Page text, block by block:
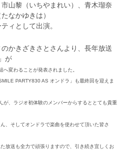
山黎（いちやまれい）、青木瑠奈
なかゆきは）
ィとして出演。
かきざきさとさんより、長年放送
が
変わることが発表されました。
PARTY830 AS オンドラ」も最終回を迎えま
が、ラジオ初体験のメンバーからするととても貴重
、そしてオンドラで楽曲を使わせて頂いた皆さ
放送も全力で頑張りますので、引き続き宜しくお